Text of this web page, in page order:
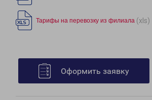
Тарифы на перевозку из филиала (xls)
Оформить заявку